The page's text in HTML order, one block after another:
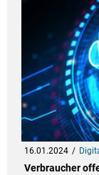
16.01.2024
Verbraucher